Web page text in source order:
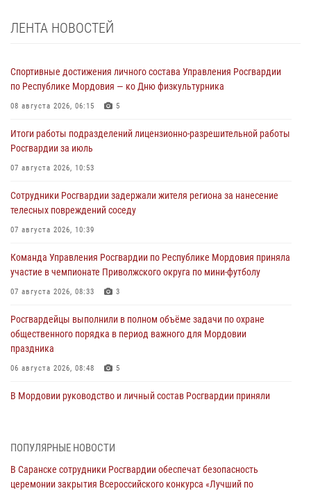
ЛЕНТА НОВОСТЕЙ
Спортивные достижения личного состава Управления Росгвардии
по Республике Мордовия — ко Дню физкультурника
08 августа 2026, 06:15 5
Итоги работы подразделений лицензионно-разрешительной работы
Росгвардии за июль
07 августа 2026, 10:53
Сотрудники Росгвардии задержали жителя региона за нанесение
телесных повреждений соседу
07 августа 2026, 10:39
Команда Управления Росгвардии по Республике Мордовия приняла
участие в чемпионате Приволжского округа по мини-футболу
07 августа 2026, 08:33 3
Росгвардейцы выполнили в полном объёме задачи по охране
общественного порядка в период важного для Мордовии
праздника
06 августа 2026, 08:48 5
В Мордовии руководство и личный состав Росгвардии приняли
06 августа 2026, 08:14 9
В Саранске сотрудники Росгвардии задержали дебошира,
повредившего имущество в кафе
ПОПУЛЯРНЫЕ НОВОСТИ
В Саранске сотрудники Росгвардии обеспечат безопасность
церемонии закрытия Всероссийского конкурса «Лучший по